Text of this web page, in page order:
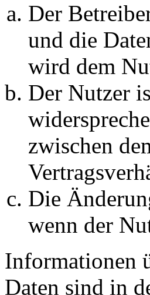
Der
und die
wird dem
Der Nutzer
zwischen
Die
wenn der
Informationen
Daten sind in